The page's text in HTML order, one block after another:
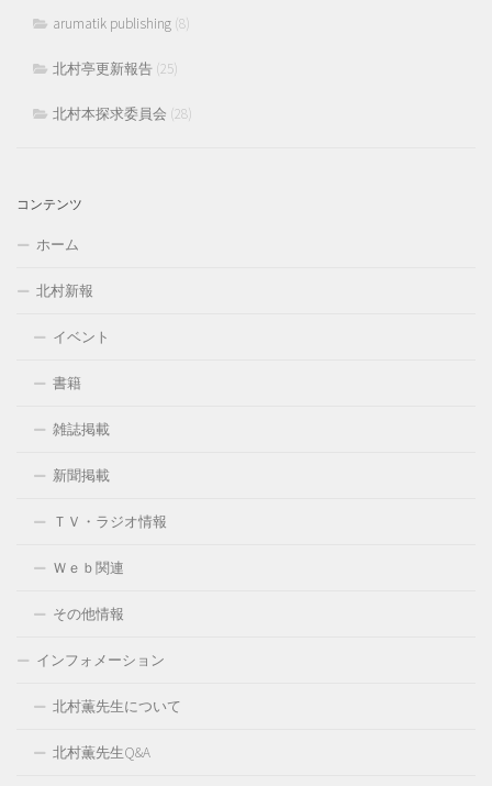
arumatik publishing (8)
北村亭更新報告 (25)
北村本探求委員会 (28)
コンテンツ
ホーム
北村新報
イベント
書籍
雑誌掲載
新聞掲載
ＴＶ・ラジオ情報
Ｗｅｂ関連
その他情報
インフォメーション
北村薫先生について
北村薫先生Q&A